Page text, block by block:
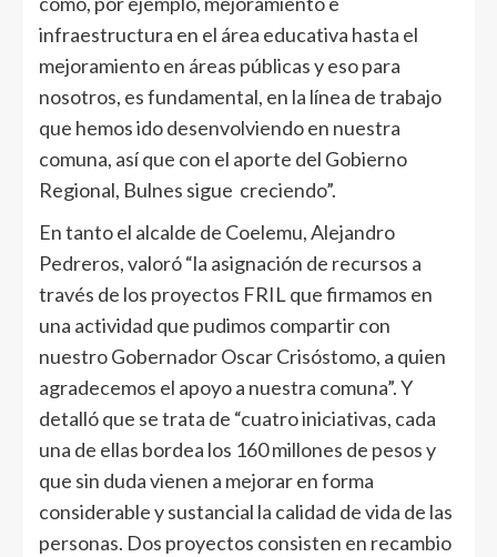
infraestructura en el área educativa hasta el
mejoramiento en áreas públicas y eso para
nosotros, es fundamental, en la línea de trabajo
que hemos ido desenvolviendo en nuestra
comuna, así que con el aporte del Gobierno
Regional, Bulnes sigue creciendo”.
En tanto el alcalde de Coelemu, Alejandro
Pedreros, valoró “la asignación de recursos a
través de los proyectos FRIL que firmamos en
una actividad que pudimos compartir con
nuestro Gobernador Oscar Crisóstomo, a quien
agradecemos el apoyo a nuestra comuna”. Y
detalló que se trata de “cuatro iniciativas, cada
una de ellas bordea los 160 millones de pesos y
que sin duda vienen a mejorar en forma
considerable y sustancial la calidad de vida de las
personas. Dos proyectos consisten en recambio